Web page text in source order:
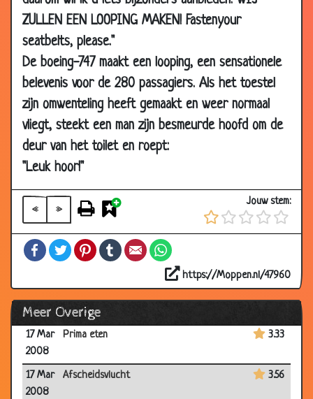
ZULLEN EEN LOOPING MAKEN! Fastenyour
seatbelts, please."
De boeing-747 maakt een looping, een sensationele
belevenis voor de 280 passagiers. Als het toestel
zijn omwenteling heeft gemaakt en weer normaal
vliegt, steekt een man zijn besmeurde hoofd om de
deur van het toilet en roept:
"Leuk hoor!"
« »
Jouw stem:
FacebookTwitterPinterestTumblrEmail
https://Moppen.nl/47960
Meer Overige
03 Apr
2008
Passend salaris
03 Apr
2008
Nieuwe buschauffeur
2008
Chocolade poppetjes
03 Apr
2008
Oude moeder 3.86
31 Mar
2008
Ongelukje
31 Mar
Oma's laatste wens 3.43
21 Mar
Technisch hoogstandje
2008
17 Mar
2008
Prima eten 3.33
17 Mar
2008
Afscheidsvlucht 3.56